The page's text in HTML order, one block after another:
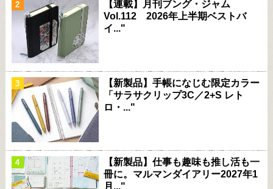
【連載】月刊ブング・ジャム
Vol.112 2026年上半期ベストバ
イ..."
【新製品】手帳になじむ限定カラー
「サラサクリップ3C／2+S レト
ロ・..."
【新製品】仕事も趣味も推し活も一
冊に。マルマンダイアリー2027年1
月..."